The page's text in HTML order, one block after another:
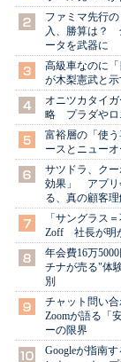
ファミマ先行
入、勝算は？
ータを武器に
高級車なのに
が木梨憲武と示
オニツカタイ
略 プラダやロ
富裕層の「使
ースとニュー
サツドラ、ク
効果」 アプリ
る、真の顧客
「サングラス
Zoff 社長が明
年会費16万
チナが売る"体
別
チャット問い
Zoomが語る「
ーの限界
Googleが指南